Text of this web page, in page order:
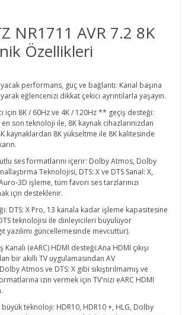
NR1711 AVR 7.2 8K
Özellikleri
performans, güç ve bağlantı: Kanal başına
eğlencenizi dikkat çekici ayrıntılarla yaşayın.
için 8K / 60Hz ve 4K / 120Hz ** geçiş desteği:
son teknoloji ile, 8K kaynak cihazlarınızdan
kaynaklardan 8K yükseltme ile 8K kalitesinde
ses formatlarını içerir: Dolby Atmos, Dolby
Teknolojisi, DTS: X ve DTS Sanal: X,
3D işleme, tüm favori ses tarzlarınızı
için desteklenir.
DTS: X Pro, 13 kanala kadar işleme kapasitesine
teknolojisi ile dinleyicileri büyülüyor
yazılımı güncellemesinde mevcuttur).
Kanalı (eARC) HDMI desteği:Ana HDMI çıkışı
bir akıllı TV uygulamasından AV
Atmos ve DTS: X gibi sıkıştırılmamış ve
izin vermek için TV'nizi eARC HDMI
büyük teknoloji: HDR10, HDR10 +, HLG, Dolby